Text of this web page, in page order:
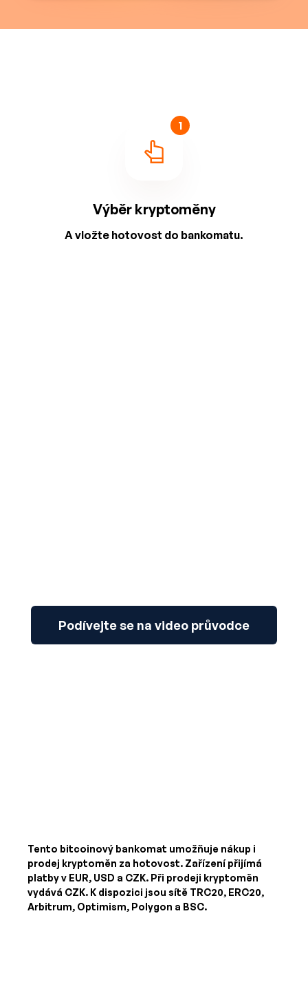
1
Výběr kryptoměny
A vložte hotovost do bankomatu.
Podívejte se na video průvodce
Tento bitcoinový bankomat umožňuje nákup i
prodej kryptoměn za hotovost. Zařízení přijímá
platby v EUR, USD a CZK. Při prodeji kryptoměn
vydává CZK. K dispozici jsou sítě TRC20, ERC20,
Arbitrum, Optimism, Polygon a BSC.